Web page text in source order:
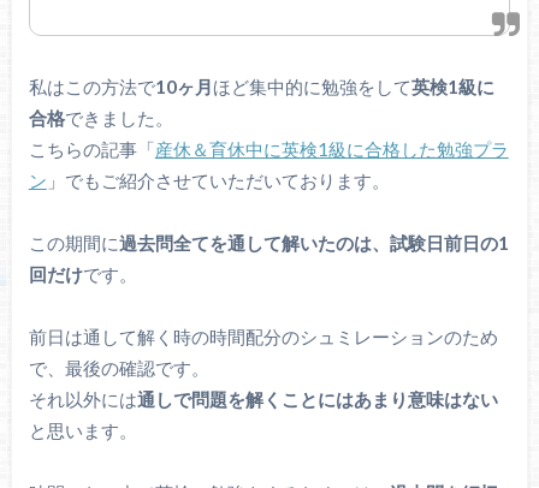
私はこの方法で10ヶ月ほど集中的に勉強をして英検1級に
合格できました。
こちらの記事「産休＆育休中に英検1級に合格した勉強プラ
ン 」でもご紹介させていただいております。
この期間に過去問全てを通して解いたのは、試験日前日の1
回だけです。
前日は通して解く時の時間配分のシュミレーションのため
で、最後の確認です。
それ以外には通しで問題を解くことにはあまり意味はない
と思います。